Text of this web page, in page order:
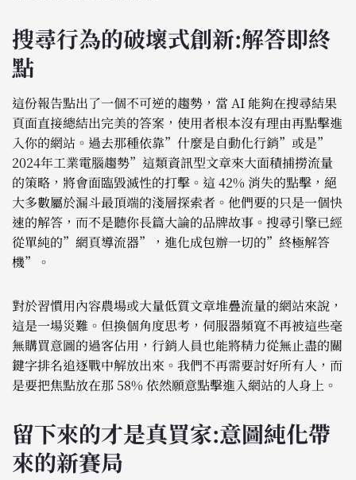
搜尋行為的破壞式創新:解答即終
點
這份報告點出了一個不可逆的趨勢，當 AI 能夠在搜尋結果
頁面直接總結出完美的答案，使用者根本沒有理由再點擊進
入你的網站。過去那種依靠”什麼是自動化行銷”或是”
2024年工業電腦趨勢”這類資訊型文章來大面積捕撈流量
的策略，將會面臨毀滅性的打擊。這 42% 消失的點擊，絕
大多數屬於漏斗最頂端的淺層探索者。他們要的只是一個快
速的解答，而不是聽你長篇大論的品牌故事。搜尋引擎已經
從單純的”網頁導流器”，進化成包辦一切的”終極解答
機”。
對於習慣用內容農場或大量低質文章堆疊流量的網站來說，
這是一場災難。但換個角度思考，伺服器頻寬不再被這些毫
無購買意圖的過客佔用，行銷人員也能將精力從無止盡的關
鍵字排名追逐戰中解放出來。我們不再需要討好所有人，而
是要把焦點放在那 58% 依然願意點擊進入網站的人身上。
留下來的才是真買家:意圖純化帶
來的新賽局